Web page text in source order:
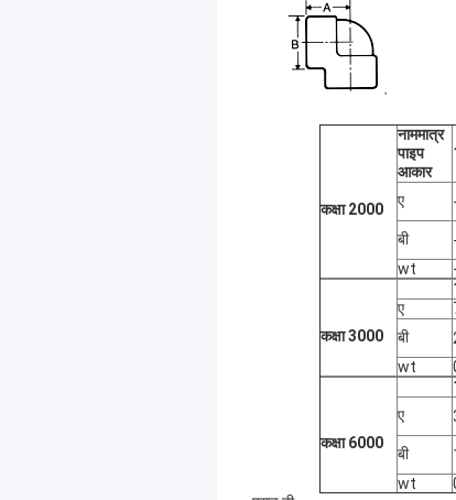
कक्षा 2000
नाममात्र
पाइप
आकार
ए -
बी -
wt
-
कक्षा 3000
ए
बी
wt
कक्षा 6000
ए
बी
wt